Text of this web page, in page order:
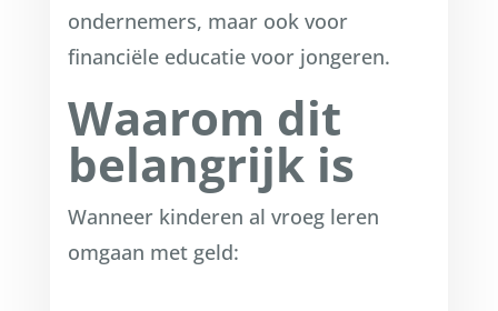
ondernemers, maar ook voor
financiële educatie voor jongeren.
Waarom dit
belangrijk is
Wanneer kinderen al vroeg leren
omgaan met geld: